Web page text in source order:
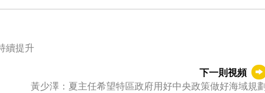
續提升
下一則視頻
黃少澤：夏主任希望特區政府用好中央政策做好海域規劃